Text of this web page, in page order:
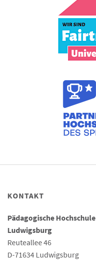
KONTAKT
Pädagogische Hochschule
Ludwigsburg
Reuteallee 46
D-71634 Ludwigsburg